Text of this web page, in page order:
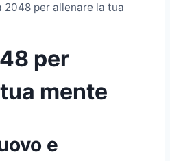
2048 per allenare la tua
per
mente
e